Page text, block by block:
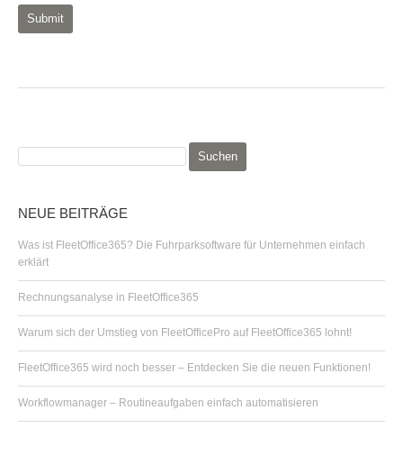
S
u
e
n
a
h
NEUE BEITRÄGE
Was ist FleetOffice365? Die Fuhrparksoftware für Unternehmen einfach
erklärt
Rechnungsanalyse in FleetOffice365
Warum sich der Umstieg von FleetOfficePro auf FleetOffice365 lohnt!
FleetOffice365 wird noch besser – Entdecken Sie die neuen Funktionen!
Workflowmanager – Routineaufgaben einfach automatisieren